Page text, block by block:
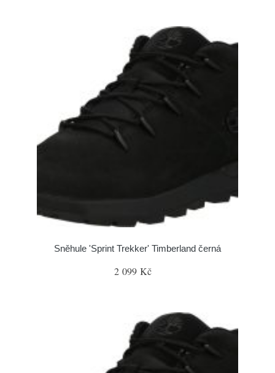
Sněhule 'Sprint Trekker' Timberland černá
2 099 Kč